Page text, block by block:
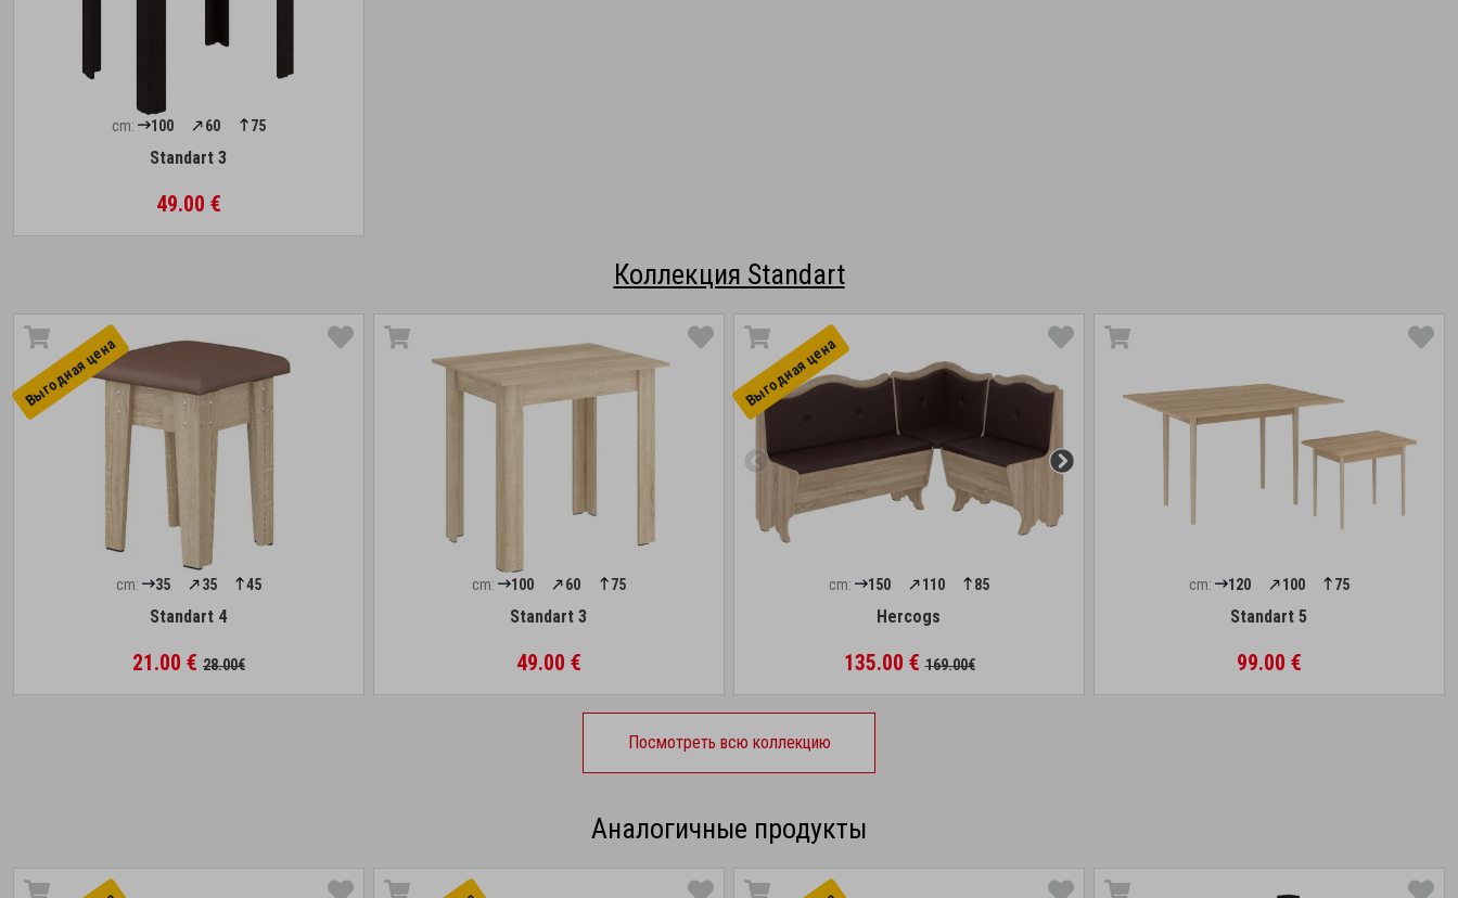
cm: 100 60 75
Standart 3
49.00 €
Коллекция Standart
Выгоднaя цена
cm: 35 35 45
Standart 4
21.00 € 28.00€
cm: 100 60 75
Standart 3
49.00 €
Выгоднaя цена
cm: 150 110 85
Hercogs
135.00 €169.00€
cm: 120 100 75
Standart 5
99.00 €
Посмотреть всю коллекцию
Аналогичные продукты